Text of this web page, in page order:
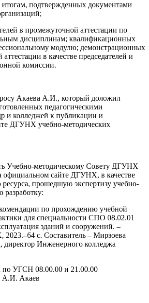
подтвержденных документами
в промежуточной аттестации по
дисциплинам; квалификационных
модулю; демонстрационных
аттестации в качестве председателей и
комиссии.
Акаева А.И., который доложил
педагогическими
и колледжей к публикации и
ДГУНХ учебно-методических
Учебно-методическому Совету ДГУНХ
официальном сайте ДГУНХ, в качестве
ресурса, прошедшую экспертизу учебно-
разработку:
по прохождению учебной
для специальности СПО 08.02.01
зданий и сооружений. –
с. Составитель – Мирзоева
Инженерного колледжа
УГСН 08.00.00 и 21.00.00